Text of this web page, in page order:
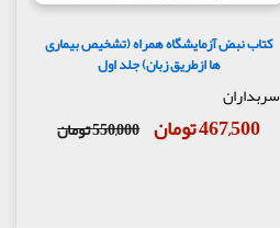
کتاب نبض آزمایشگاه همراه (تشخیص بیماری
ها ازطریق زبان) جلد اول
سربداران
467,500 تومان 550,000 تومان